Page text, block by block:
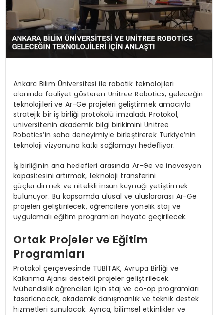
Ankara Bilim Üniversitesi ile robotik teknolojileri
alanında faaliyet gösteren Unitree Robotics, geleceğin
teknolojileri ve Ar-Ge projeleri geliştirmek amacıyla
stratejik bir iş birliği protokolü imzaladı. Protokol,
üniversitenin akademik bilgi birikimini Unitree
Robotics’in saha deneyimiyle birleştirerek Türkiye’nin
teknoloji vizyonuna katkı sağlamayı hedefliyor.
İş birliğinin ana hedefleri arasında Ar-Ge ve inovasyon
kapasitesini artırmak, teknoloji transferini
güçlendirmek ve nitelikli insan kaynağı yetiştirmek
bulunuyor. Bu kapsamda ulusal ve uluslararası Ar-Ge
projeleri geliştirilecek, öğrencilere yönelik staj ve
uygulamalı eğitim programları hayata geçirilecek.
Ortak Projeler ve Eğitim
Programları
Protokol çerçevesinde TÜBİTAK, Avrupa Birliği ve
Kalkınma Ajansı destekli projeler geliştirilecek.
Mühendislik öğrencileri için staj ve co-op programları
tasarlanacak, akademik danışmanlık ve teknik destek
hizmetleri sunulacak. Ayrıca, bilimsel etkinlikler ve